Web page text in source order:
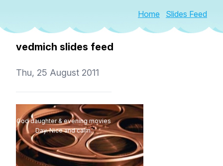
Home Slides Feed
vedmich slides feed
Thu, 25 August 2011
God daughter & evening movies
Day. Nice and calm.